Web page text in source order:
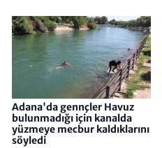
Adana'da gennçler Havuz
bulunmadığı için kanalda
yüzmeye mecbur kaldıklarını
söyledi